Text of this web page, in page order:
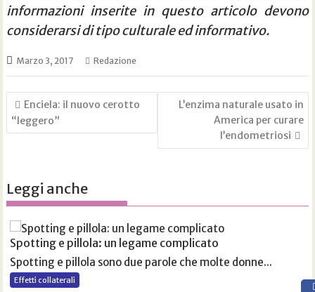
informazioni inserite in questo articolo devono
considerarsi di tipo culturale ed informativo.
Marzo 3, 2017 Redazione
Navigazione
articoli
Enciela: il nuovo cerotto
“leggero”
L’enzima naturale usato in
America per curare
l’endometriosi
Leggi anche
Spotting e pillola: un legame complicato
Spotting e pillola sono due parole che molte donne...
Effetti collaterali